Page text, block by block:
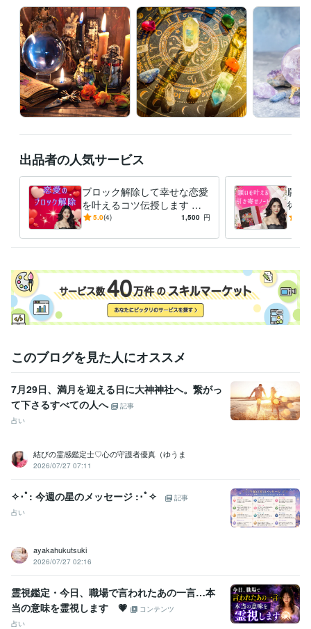
語学力
英語 日常会話レベル
出品者の人気サービス
ブロック解除して幸せな恋愛
を叶えるコツ伝授します 恋
愛のブロックを3ステップで
5.0(4) 1,500 円
願い
術、
る感
このブログを見た人にオススメ
7月29日、満月を迎える日に大神神社へ。繋がっ
て下さるすべての人へ
記事
占い
結びの霊感鑑定士♡心の守護者優真（ゆうま
2026/07/27 07:11
✧･ﾟ: 今週の星のメッセージ :･ﾟ✧
記事
占い
ayakahukutsuki
2026/07/27 02:16
霊視鑑定・今日、職場で言われたあの一言…本
当の意味を霊視します 💗
コンテンツ
占い